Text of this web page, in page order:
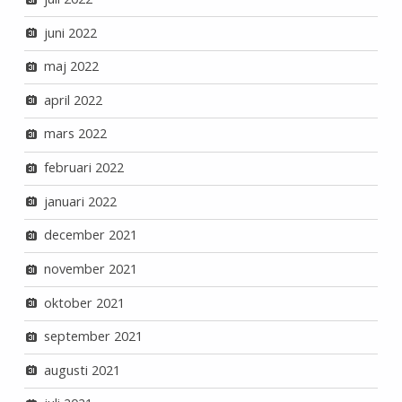
juni 2022
maj 2022
april 2022
mars 2022
februari 2022
januari 2022
december 2021
november 2021
oktober 2021
september 2021
augusti 2021